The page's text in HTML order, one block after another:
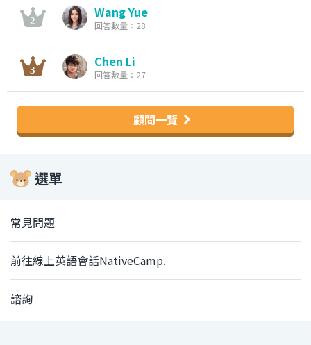
Wang Yue
回答數量：28
Chen Li
回答數量：27
顧問一覽
選單
常見問題
前往線上英語會話NativeCamp.
諮詢